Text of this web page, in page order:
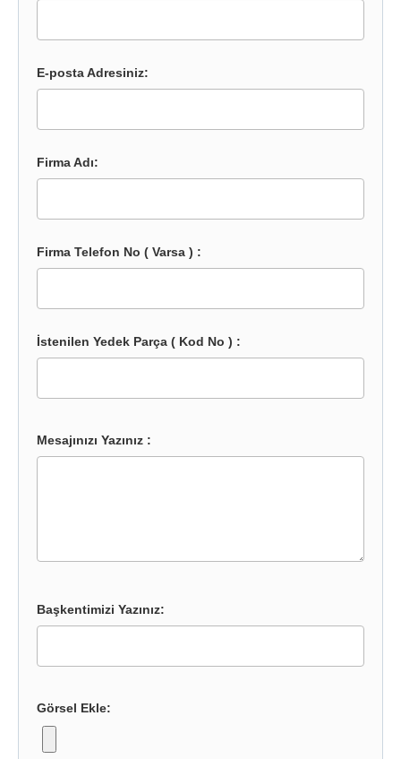
E-posta Adresiniz:
Firma Adı:
Firma Telefon No ( Varsa ) :
İstenilen Yedek Parça ( Kod No ) :
Mesajınızı Yazınız :
Başkentimizi Yazınız:
Görsel Ekle: